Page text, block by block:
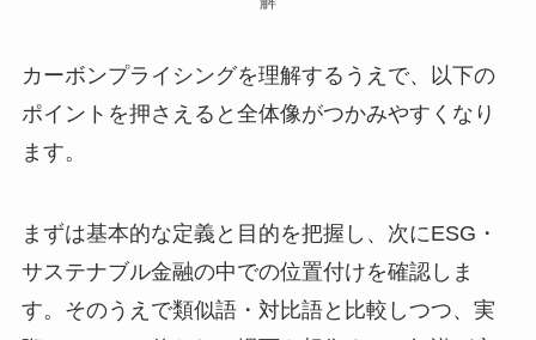
カーボンプライシングを理解するうえで、以下の
ポイントを押さえると全体像がつかみやすくなり
ます。
まずは基本的な定義と目的を把握し、次にESG・
サステナブル金融の中での位置付けを確認しま
す。そのうえで類似語・対比語と比較しつつ、実